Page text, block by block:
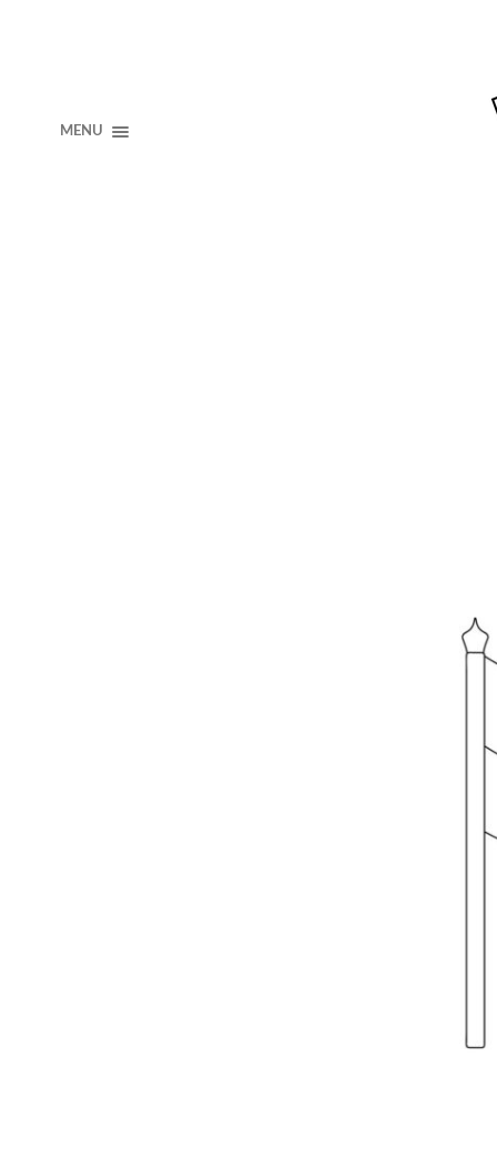
MENU